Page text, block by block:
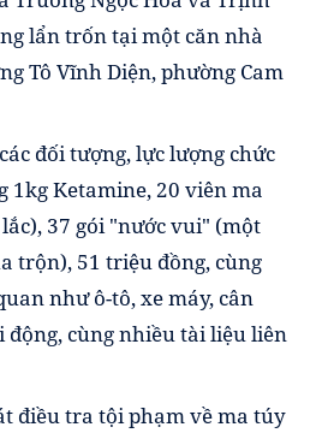
lẩn trốn tại một căn nhà
Tô Vĩnh Diện, phường Cam
đối tượng, lực lượng chức
1kg Ketamine, 20 viên ma
37 gói "nước vui" (một
trộn), 51 triệu đồng, cùng
như ô-tô, xe máy, cân
động, cùng nhiều tài liệu liên
điều tra tội phạm về ma túy